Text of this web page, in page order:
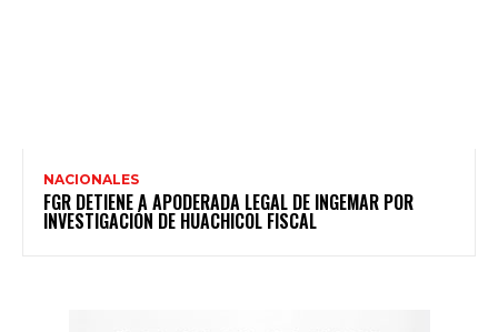
NACIONALES
FGR DETIENE A APODERADA LEGAL DE INGEMAR POR
INVESTIGACIÓN DE HUACHICOL FISCAL